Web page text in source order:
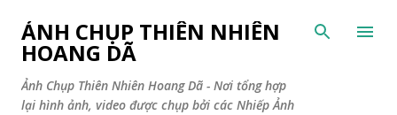
Chuyển đến nội dung chính
ẢNH CHỤP THIÊN NHIÊN
HOANG DÃ
Ảnh Chụp Thiên Nhiên Hoang Dã - Nơi tổng hợp
lại hình ảnh, video được chụp bởi các Nhiếp Ảnh